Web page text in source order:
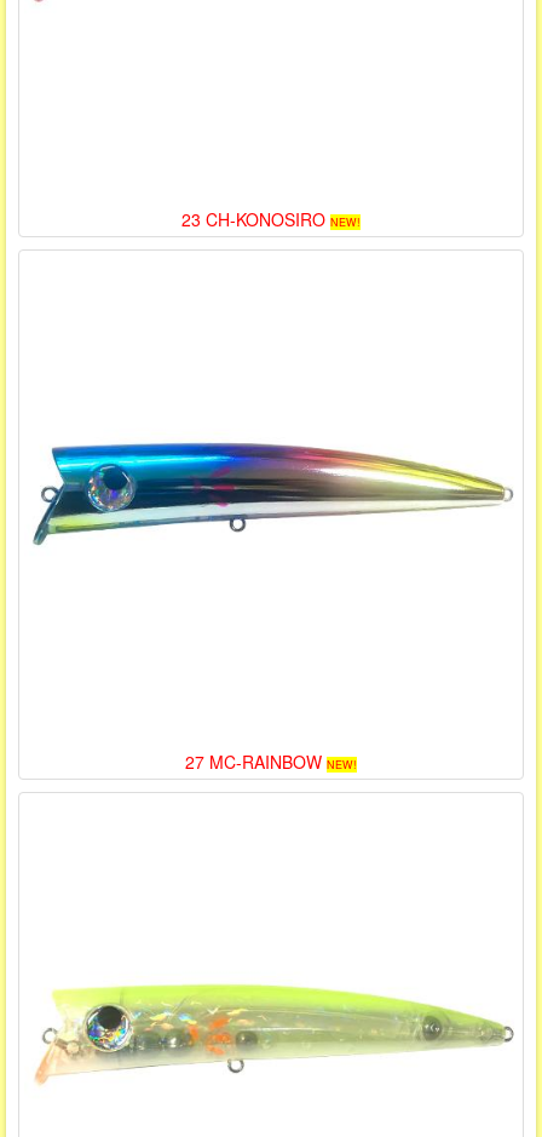
23 CH-KONOSIRO NEW!
27 MC-RAINBOW NEW!